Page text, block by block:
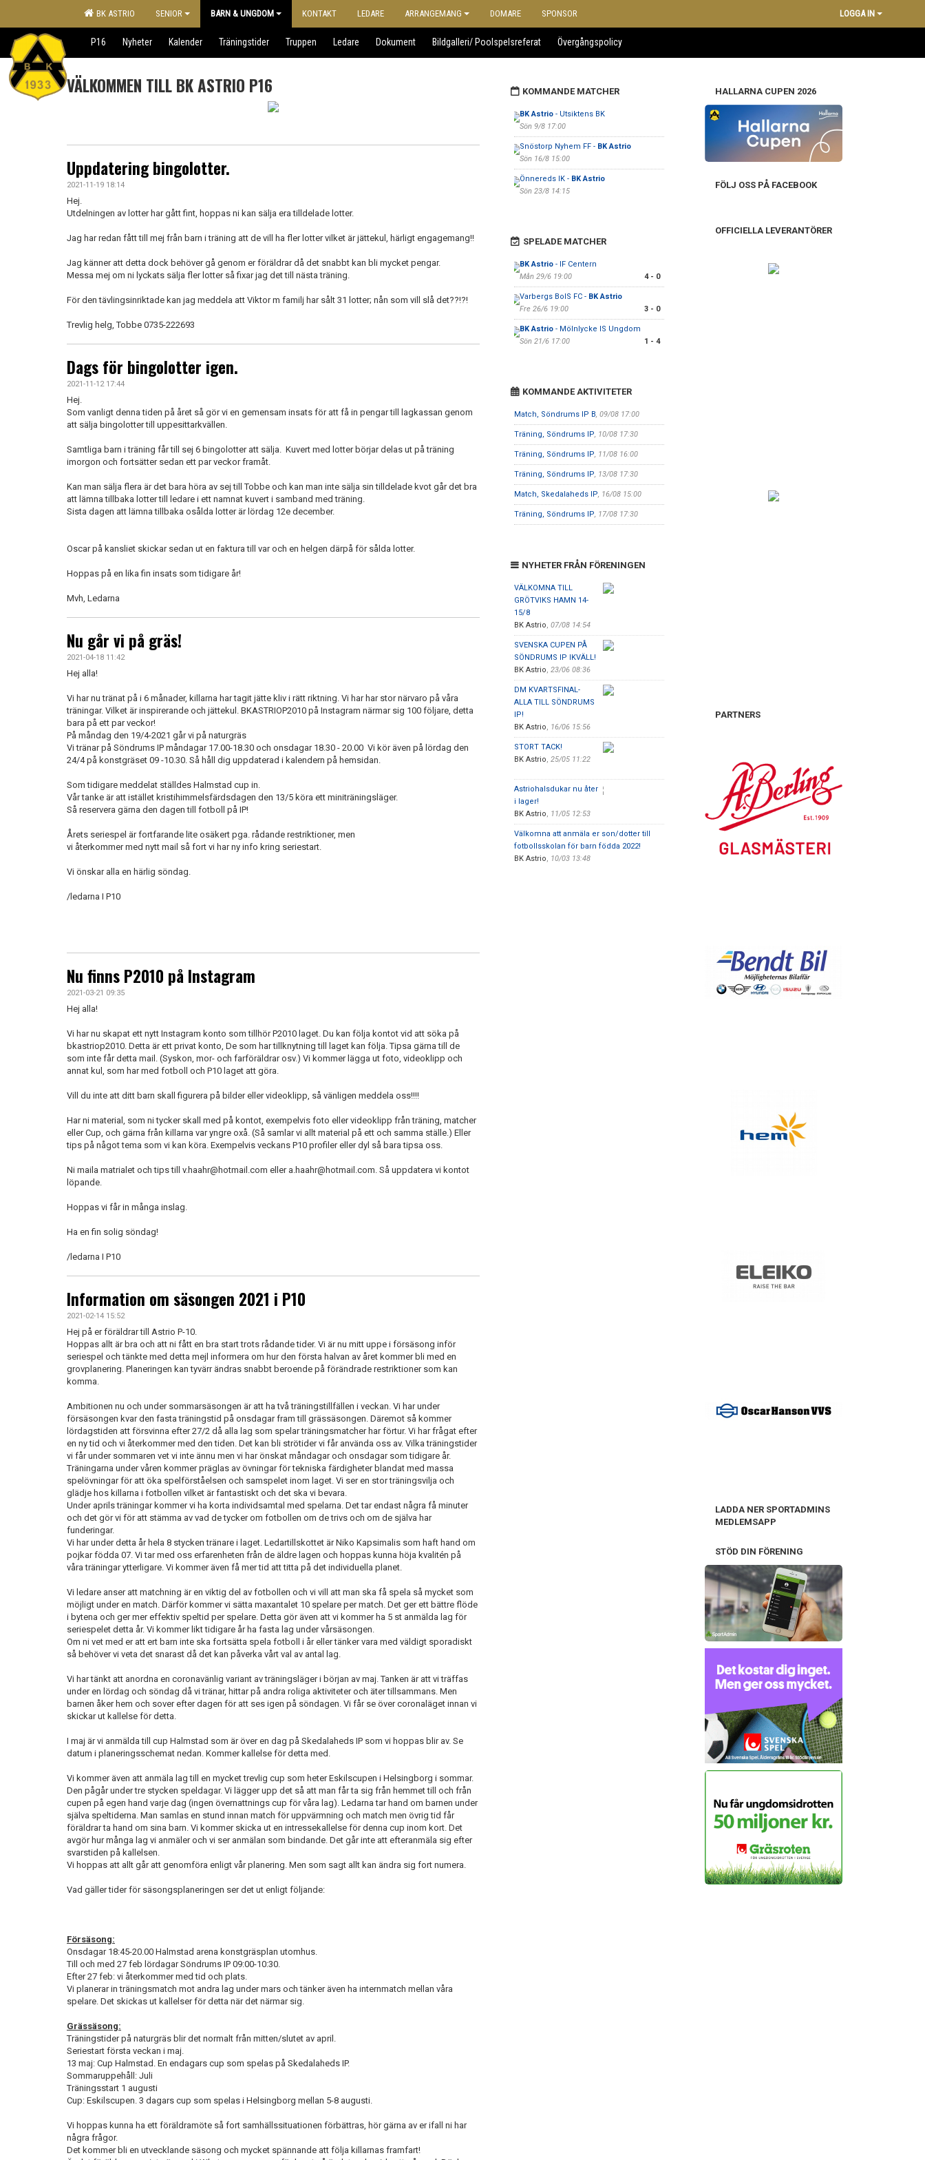
BK ASTRIO SENIOR BARN & UNGDOM KONTAKT LEDARE ARRANGEMANG DOMARE SPONSOR LOGGA IN
P16 Nyheter Kalender Träningstider Truppen Ledare Dokument Bildgalleri/ Poolspelsreferat Övergångspolicy
VÄLKOMMEN TILL BK ASTRIO P16
Uppdatering bingolotter.
2021-11-19 18:14
Hej.
Utdelningen av lotter har gått fint, hoppas ni kan sälja era tilldelade lotter.
Jag har redan fått till mej från barn i träning att de vill ha fler lotter vilket är jättekul, härligt engagemang!!
Jag känner att detta dock behöver gå genom er föräldrar då det snabbt kan bli mycket pengar.
Messa mej om ni lyckats sälja fler lotter så fixar jag det till nästa träning.
För den tävlingsinriktade kan jag meddela att Viktor m familj har sålt 31 lotter; nån som vill slå det??!?!
Trevlig helg, Tobbe 0735-222693
Dags för bingolotter igen.
2021-11-12 17:44
Hej.
Som vanligt denna tiden på året så gör vi en gemensam insats för att få in pengar till lagkassan genom
att sälja bingolotter till uppesittarkvällen.
Samtliga barn i träning får till sej 6 bingolotter att sälja. Kuvert med lotter börjar delas ut på träning
imorgon och fortsätter sedan ett par veckor framåt.
Kan man sälja flera är det bara höra av sej till Tobbe och kan man inte sälja sin tilldelade kvot går det bra
att lämna tillbaka lotter till ledare i ett namnat kuvert i samband med träning.
Sista dagen att lämna tillbaka osålda lotter är lördag 12e december.
Oscar på kansliet skickar sedan ut en faktura till var och en helgen därpå för sålda lotter.
Hoppas på en lika fin insats som tidigare år!
Mvh, Ledarna
Nu går vi på gräs!
2021-04-18 11:42
Hej alla!
Vi har nu tränat på i 6 månader, killarna har tagit jätte kliv i rätt riktning. Vi har har stor närvaro på våra
träningar. Vilket är inspirerande och jättekul. BKASTRIOP2010 på Instagram närmar sig 100 följare, detta
bara på ett par veckor!
På måndag den 19/4-2021 går vi på naturgräs
Vi tränar på Söndrums IP måndagar 17.00-18.30 och onsdagar 18.30 - 20.00 Vi kör även på lördag den
24/4 på konstgräset 09 -10.30. Så håll dig uppdaterad i kalendern på hemsidan.
Som tidigare meddelat ställdes Halmstad cup in.
Vår tanke är att istället kristihimmelsfärdsdagen den 13/5 köra ett miniträningsläger.
Så reservera gärna den dagen till fotboll på IP!
Årets seriespel är fortfarande lite osäkert pga. rådande restriktioner, men
vi återkommer med nytt mail så fort vi har ny info kring seriestart.
Vi önskar alla en härlig söndag.
/ledarna I P10
Nu finns P2010 på Instagram
2021-03-21 09:35
Hej alla!
Vi har nu skapat ett nytt Instagram konto som tillhör P2010 laget. Du kan följa kontot vid att söka på
bkastriop2010. Detta är ett privat konto, De som har tillknytning till laget kan följa. Tipsa gärna till de
som inte får detta mail. (Syskon, mor- och farföräldrar osv.) Vi kommer lägga ut foto, videoklipp och
annat kul, som har med fotboll och P10 laget att göra.
Vill du inte att ditt barn skall figurera på bilder eller videoklipp, så vänligen meddela oss!!!!
Har ni material, som ni tycker skall med på kontot, exempelvis foto eller videoklipp från träning, matcher
eller Cup, och gärna från killarna var yngre oxå. (Så samlar vi allt material på ett och samma ställe.) Eller
tips på något tema som vi kan köra. Exempelvis veckans P10 profiler eller dyl så bara tipsa oss.
Ni maila matrialet och tips till v.haahr@hotmail.com eller a.haahr@hotmail.com. Så uppdatera vi kontot
löpande.
Hoppas vi får in många inslag.
Ha en fin solig söndag!
/ledarna I P10
Information om säsongen 2021 i P10
2021-02-14 15:52
Hej på er föräldrar till Astrio P-10.
Hoppas allt är bra och att ni fått en bra start trots rådande tider. Vi är nu mitt uppe i försäsong inför
seriespel och tänkte med detta mejl informera om hur den första halvan av året kommer bli med en
grovplanering. Planeringen kan tyvärr ändras snabbt beroende på förändrade restriktioner som kan
komma.
Ambitionen nu och under sommarsäsongen är att ha två träningstillfällen i veckan. Vi har under
försäsongen kvar den fasta träningstid på onsdagar fram till grässäsongen. Däremot så kommer
lördagstiden att försvinna efter 27/2 då alla lag som spelar träningsmatcher har förtur. Vi har frågat efter
en ny tid och vi återkommer med den tiden. Det kan bli strötider vi får använda oss av. Vilka träningstider
vi får under sommaren vet vi inte ännu men vi har önskat måndagar och onsdagar som tidigare år.
Träningarna under våren kommer präglas av övningar för tekniska färdigheter blandat med massa
spelövningar för att öka spelförståelsen och samspelet inom laget. Vi ser en stor träningsvilja och
glädje hos killarna i fotbollen vilket är fantastiskt och det ska vi bevara.
Under aprils träningar kommer vi ha korta individsamtal med spelarna. Det tar endast några få minuter
och det gör vi för att stämma av vad de tycker om fotbollen om de trivs och om de själva har
funderingar.
Vi har under detta år hela 8 stycken tränare i laget. Ledartillskottet är Niko Kapsimalis som haft hand om
pojkar födda 07. Vi tar med oss erfarenheten från de äldre lagen och hoppas kunna höja kvalitén på
våra träningar ytterligare. Vi kommer även få mer tid att titta på det individuella planet.
Vi ledare anser att matchning är en viktig del av fotbollen och vi vill att man ska få spela så mycket som
möjligt under en match. Därför kommer vi sätta maxantalet 10 spelare per match. Det ger ett bättre flöde
i bytena och ger mer effektiv speltid per spelare. Detta gör även att vi kommer ha 5 st anmälda lag för
seriespelet detta år. Vi kommer likt tidigare år ha fasta lag under vårsäsongen.
Om ni vet med er att ert barn inte ska fortsätta spela fotboll i år eller tänker vara med väldigt sporadiskt
så behöver vi veta det snarast då det kan påverka vårt val av antal lag.
Vi har tänkt att anordna en coronavänlig variant av träningsläger i början av maj. Tanken är att vi träffas
under en lördag och söndag då vi tränar, hittar på andra roliga aktiviteter och äter tillsammans. Men
barnen åker hem och sover efter dagen för att ses igen på söndagen. Vi får se över coronaläget innan vi
skickar ut kallelse för detta.
I maj är vi anmälda till cup Halmstad som är över en dag på Skedalaheds IP som vi hoppas blir av. Se
datum i planeringsschemat nedan. Kommer kallelse för detta med.
Vi kommer även att anmäla lag till en mycket trevlig cup som heter Eskilscupen i Helsingborg i sommar.
Den pågår under tre stycken speldagar. Vi lägger upp det så att man får ta sig från hemmet till och från
cupen på egen hand varje dag (ingen övernattnings cup för våra lag). Ledarna tar hand om barnen under
själva speltiderna. Man samlas en stund innan match för uppvärmning och match men övrig tid får
föräldrar ta hand om sina barn. Vi kommer skicka ut en intressekallelse för denna cup inom kort. Det
avgör hur många lag vi anmäler och vi ser anmälan som bindande. Det går inte att efteranmäla sig efter
svarstiden på kallelsen.
Vi hoppas att allt går att genomföra enligt vår planering. Men som sagt allt kan ändra sig fort numera.
Vad gäller tider för säsongsplaneringen ser det ut enligt följande:
Försäsong:
Onsdagar 18:45-20.00 Halmstad arena konstgräsplan utomhus.
Till och med 27 feb lördagar Söndrums IP 09:00-10:30.
Efter 27 feb: vi återkommer med tid och plats.
Vi planerar in träningsmatch mot andra lag under mars och tänker även ha internmatch mellan våra
spelare. Det skickas ut kallelser för detta när det närmar sig.
Grässäsong:
Träningstider på naturgräs blir det normalt från mitten/slutet av april.
Seriestart första veckan i maj.
13 maj: Cup Halmstad. En endagars cup som spelas på Skedalaheds IP.
Sommaruppehåll: Juli
Träningsstart 1 augusti
Cup: Eskilscupen. 3 dagars cup som spelas i Helsingborg mellan 5-8 augusti.
Vi hoppas kunna ha ett föräldramöte så fort samhällssituationen förbättras, hör gärna av er ifall ni har
några frågor.
Det kommer bli en utvecklande säsong och mycket spännande att följa killarnas framfart!
KOMMANDE MATCHER
BK Astrio- Utsiktens BK
Sön 9/8 17:00
Snöstorp Nyhem FF - BK Astrio
Sön 16/8 15:00
Önnereds IK - BK Astrio
Sön 23/8 14:15
SPELADE MATCHER
BK Astrio- IF Centern
Mån 29/6 19:00
4 - 0
Varbergs BoIS FC - BK Astrio
Fre 26/6 19:00
3 - 0
BK Astrio- Mölnlycke IS Ungdom
Sön 21/6 17:00
1 - 4
KOMMANDE AKTIVITETER
Match, Söndrums IP B, 09/08 17:00
Träning, Söndrums IP, 10/08 17:30
Träning, Söndrums IP, 11/08 16:00
Träning, Söndrums IP, 13/08 17:30
Match, Skedalaheds IP, 16/08 15:00
Träning, Söndrums IP, 17/08 17:30
NYHETER FRÅN FÖRENINGEN
VÄLKOMNA TILL
GRÖTVIKS HAMN 14-
15/8
BK Astrio, 07/08 14:54
SVENSKA CUPEN PÅ
SÖNDRUMS IP IKVÄLL!
BK Astrio, 23/06 08:36
DM KVARTSFINAL-
ALLA TILL SÖNDRUMS
IP!
BK Astrio, 16/06 15:56
STORT TACK!
BK Astrio, 25/05 11:22
Astriohalsdukar nu åter
i lager!
BK Astrio, 11/05 12:53
Välkomna att anmäla er son/dotter till
fotbollsskolan för barn födda 2022!
BK Astrio, 10/03 13:48
HALLARNA CUPEN 2026
FÖLJ OSS PÅ FACEBOOK
OFFICIELLA LEVERANTÖRER
PARTNERS
LADDA NER SPORTADMINS
MEDLEMSAPP
STÖD DIN FÖRENING